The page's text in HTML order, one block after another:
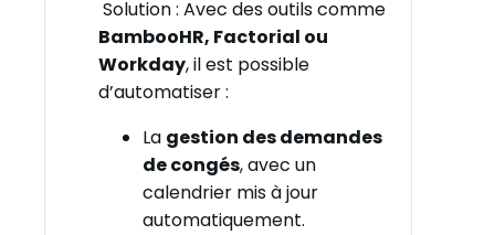
Solution : Avec des outils comme
BambooHR, Factorial ou
Workday, il est possible
d’automatiser :
La gestion des demandes
de congés, avec un
calendrier mis à jour
automatiquement.